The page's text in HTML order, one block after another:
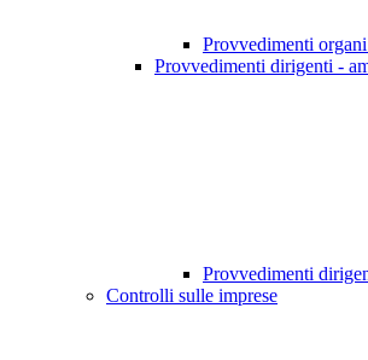
Provvedimenti
Provvedimenti dirigenti -
Provvedimenti
Controlli sulle imprese